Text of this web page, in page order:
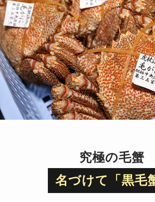
究極の毛蟹
名づけて「黒毛